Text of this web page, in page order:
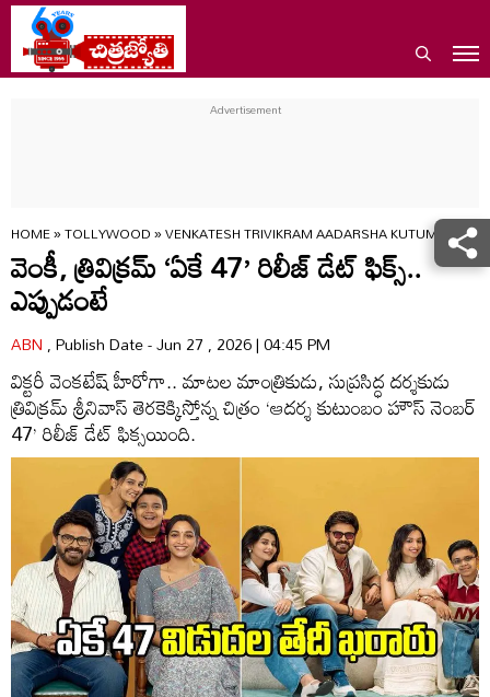
HOME»TOLLYWOOD»VENKATESH TRIVIKRAM AADARSHA KUTUMBAM
వెంకీ, త్రివిక్రమ్ ‘ఏకే 47’ రిలీజ్ డేట్ ఫిక్స్..
ఎప్పుడంటే
ABN, Publish Date - Jun 27 , 2026 | 04:45 PM
విక్టరీ వెంకటేష్ హీరోగా.. మాటల మాంత్రికుడు, సుప్రసిద్ధ దర్శకుడు
త్రివిక్రమ్ శ్రీనివాస్ తెరకెక్కిస్తోన్న చిత్రం ‘ఆదర్శ కుటుంబం హౌస్ నెంబర్
47’ రిలీజ్ డేట్ ఫిక్సయింది.